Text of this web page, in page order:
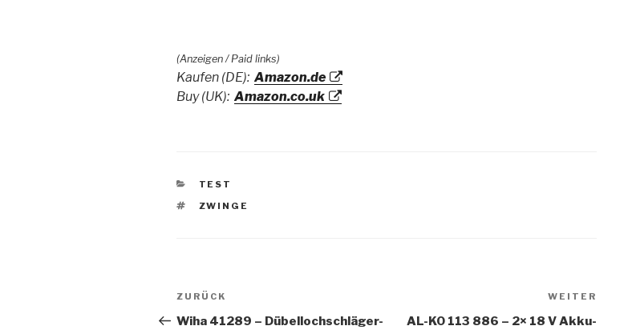
(Anzeigen / Paid links)
Kaufen (DE): Amazon.de
Buy (UK): Amazon.co.uk
KATEGORIEN
TEST
SCHLAGWÖRTER
ZWINGE
Beitragsnavigation
Vorheriger
Beitrag
ZURÜCK
Wiha 41289 – Dübellochschläger-
WEITER
AL-KO 113 886 – 2× 18 V Akku-